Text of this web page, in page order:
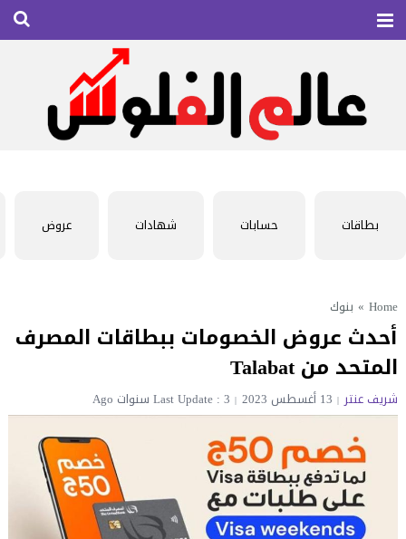
بطاقات حسابات شهادات عروض
Home
» بنوك
أحدث عروض الخصومات ببطاقات المصرف
المتحد من Talabat
شريف عنتر 13 أغسطس 2023 Last Update : 3 سنوات Ago